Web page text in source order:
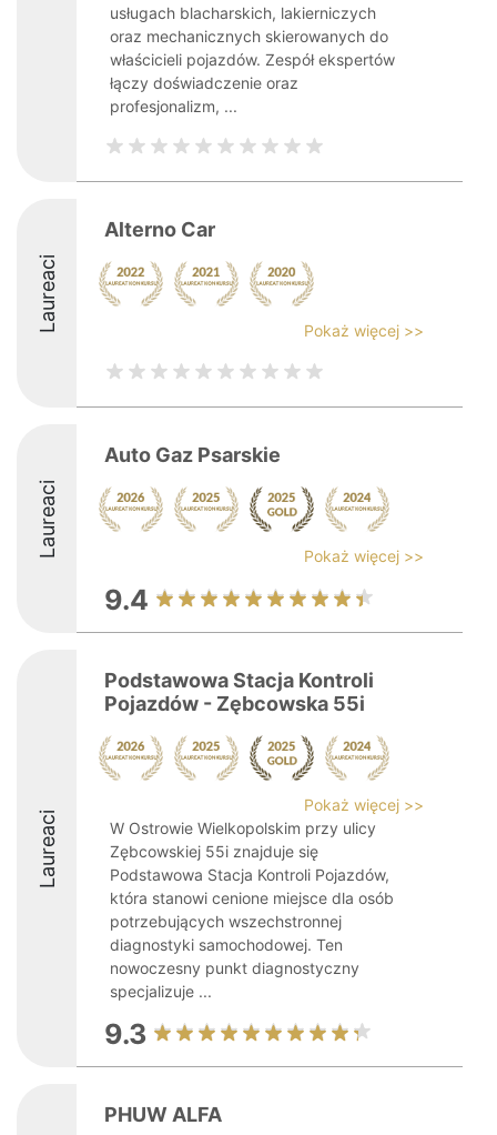
usługach blacharskich, lakierniczych
oraz mechanicznych skierowanych do
właścicieli pojazdów. Zespół ekspertów
łączy doświadczenie oraz
profesjonalizm, ...
Laureaci
Alterno Car
Pokaż więcej >>
Laureaci
Auto Gaz Psarskie
Pokaż więcej >>
9.4
Laureaci
Podstawowa Stacja Kontroli
Pojazdów - Zębcowska 55i
Pokaż więcej >>
W Ostrowie Wielkopolskim przy ulicy
Zębcowskiej 55i znajduje się
Podstawowa Stacja Kontroli Pojazdów,
która stanowi cenione miejsce dla osób
potrzebujących wszechstronnej
diagnostyki samochodowej. Ten
nowoczesny punkt diagnostyczny
specjalizuje ...
9.3
PHUW ALFA